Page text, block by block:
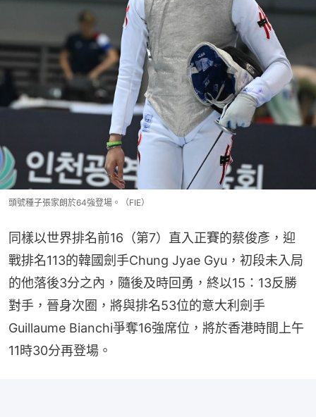
頭號種子張家朗於64強登場。（FIE）
同樣以世界排名前16（第7）直入正賽的蔡俊彥，迎
戰排名113的韓國劍手Chung Jyae Gyu，初段未入局
的他落後3分之內，隨後及時回勇，終以15：13反勝
對手，晉身次圈，將與排名53位的意大利劍手
Guillaume Bianchi爭奪16強席位，將於香港時間上午
11時30分再登場。